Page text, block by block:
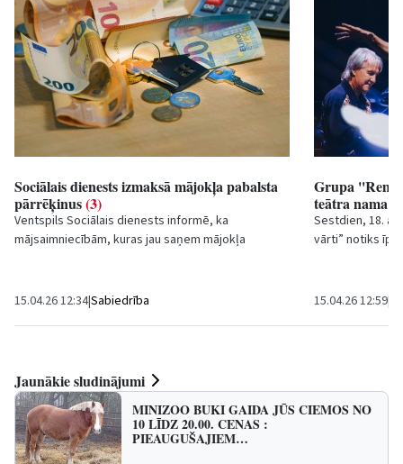
Sociālais dienests izmaksā mājokļa pabalsta
pārrēķinus(3)
Ventspils Sociālais dienests informē, ka
mājsaimniecībām, kuras jau saņem mājokļa
15.04.26 12:34|Sabiedrība
Grupa
teātra nama
Sestdien, 18.
vārti” notiks
15.04.26 12:59|
Jaunākie sludinājumi
MINIZOO BUKI GAIDA JŪS CIEMOS NO
10 LĪDZ 20.00. CENAS :
PIEAUGUŠAJIEM…